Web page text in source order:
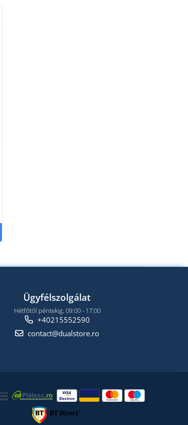
Ügyfélszolgálat
Hétfőtől péntekig, 09:00 - 17:00
+40215552590
contact@dualstore.ro